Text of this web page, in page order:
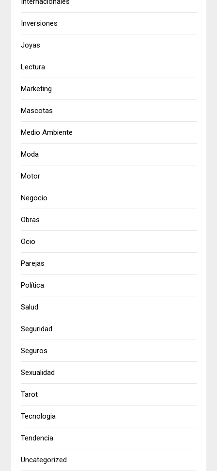
Inversiones
Joyas
Lectura
Marketing
Mascotas
Medio Ambiente
Moda
Motor
Negocio
Obras
Ocio
Parejas
Política
Salud
Seguridad
Seguros
Sexualidad
Tarot
Tecnologia
Tendencia
Uncategorized